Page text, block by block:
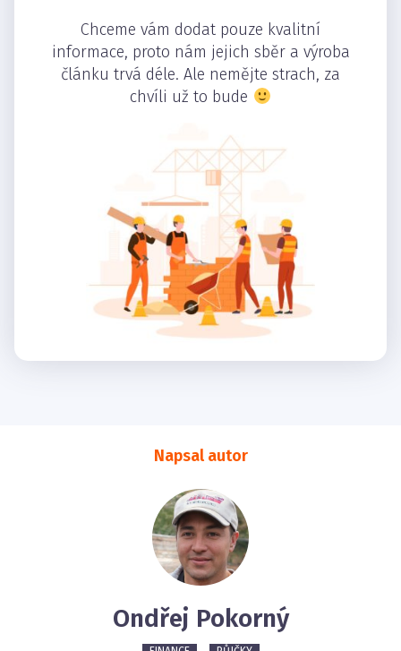
Chceme vám dodat pouze kvalitní
informace, proto nám jejich sběr a výroba
článku trvá déle. Ale nemějte strach, za
chvíli už to bude
Napsal autor
Ondřej Pokorný